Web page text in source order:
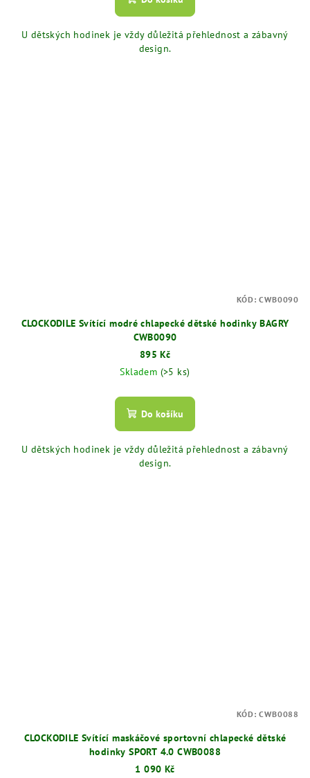
U dětských hodinek je vždy důležitá přehlednost a zábavný
design.
CLOCKODILE Svítící modré chlapecké dětské hodinky BAGRY
CWB0090
895 Kč
Skladem (>5 ks)
Do košíku
U dětských hodinek je vždy důležitá přehlednost a zábavný
design.
KÓD:CWB0090
CLOCKODILE Svítící maskáčové sportovní chlapecké dětské
hodinky SPORT 4.0 CWB0088
1 090 Kč
KÓD:CWB0088